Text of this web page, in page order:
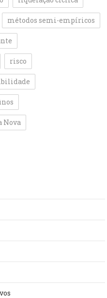
métodos semi-empíricos
risco
Nova